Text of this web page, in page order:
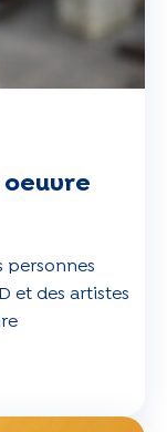
oeuvre
personnes
et des artistes